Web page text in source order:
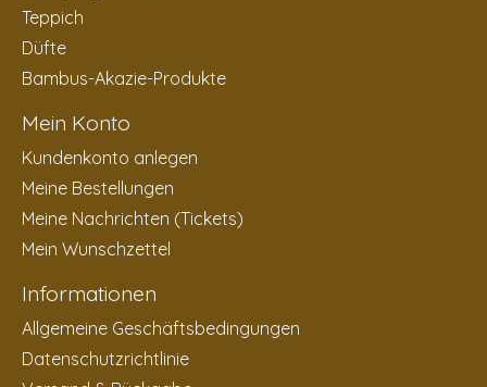
Teppich
Düfte
Bambus-Akazie-Produkte
Mein Konto
Kundenkonto anlegen
Meine Bestellungen
Meine Nachrichten (Tickets)
Mein Wunschzettel
Informationen
Allgemeine Geschäftsbedingungen
Datenschutzrichtlinie